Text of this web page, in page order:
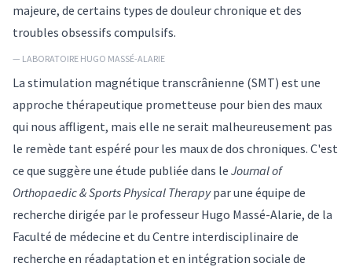
majeure, de certains types de douleur chronique et des
troubles obsessifs compulsifs.
— LABORATOIRE HUGO MASSÉ-ALARIE
La stimulation magnétique transcrânienne (SMT) est une
approche thérapeutique prometteuse pour bien des maux
qui nous affligent, mais elle ne serait malheureusement pas
le remède tant espéré pour les maux de dos chroniques. C'est
ce que suggère une étude publiée dans le Journal of
Orthopaedic & Sports Physical Therapypar une équipe de
recherche dirigée par le professeur Hugo Massé-Alarie, de la
Faculté de médecine et du Centre interdisciplinaire de
recherche en réadaptation et en intégration sociale de